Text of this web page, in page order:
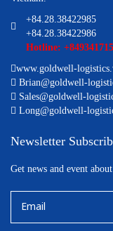
+84.28.38422985
+84.28.38422986
Hotline:
www.goldwell-
Brian@goldwell-
Sales@goldwell-
Long@goldwell-
Newsletter
Get news and event